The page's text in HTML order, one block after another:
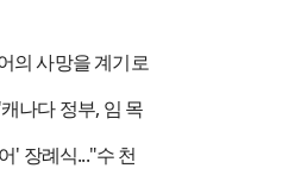
의 사망을 계기로
나다 정부, 임 목
' 장례식..."수 천